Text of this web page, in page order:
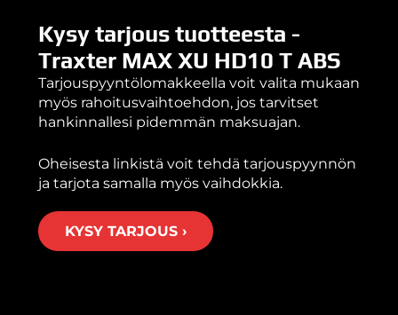
Kysy tarjous tuotteesta -
Traxter MAX XU HD10 T ABS
Tarjouspyyntölomakkeella voit valita mukaan
myös rahoitusvaihtoehdon, jos tarvitset
hankinnallesi pidemmän maksuajan.
Oheisesta linkistä voit tehdä tarjouspyynnön
ja tarjota samalla myös vaihdokkia.
KYSY TARJOUS ›